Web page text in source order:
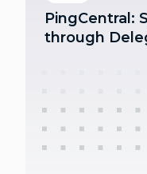
PingCentral:
through